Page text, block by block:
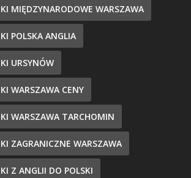
MIĘDZYNARODOWE WARSZAWA
POLSKA ANGLIA
URSYNÓW
WARSZAWA CENY
WARSZAWA TARCHOMIN
ZAGRANICZNE WARSZAWA
Z ANGLII DO POLSKI